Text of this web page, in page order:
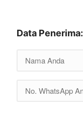
Data Penerima: